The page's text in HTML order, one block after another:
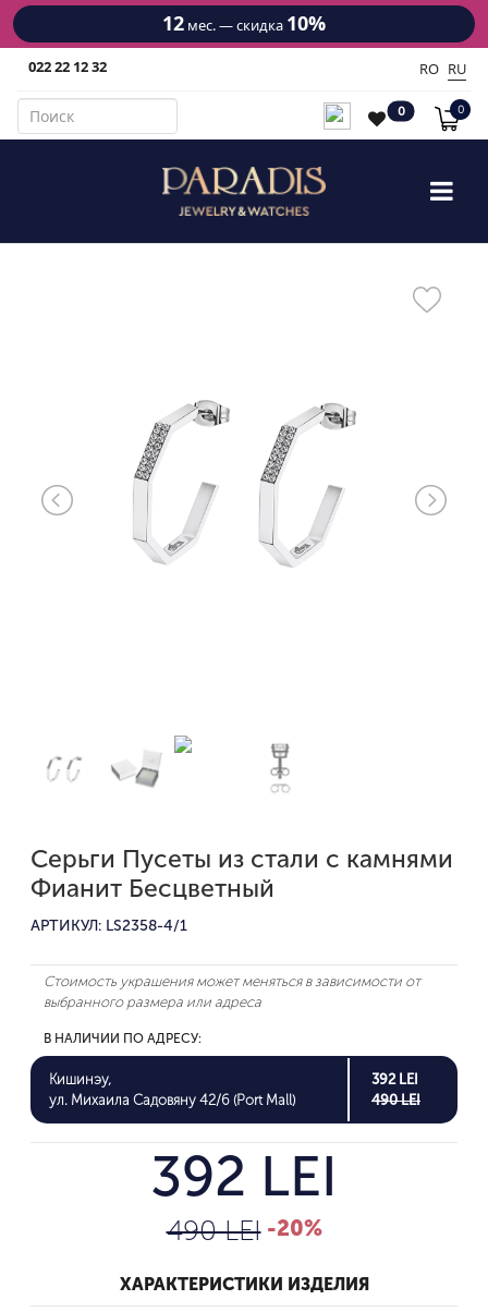
12 мес. — скидка 10%
022 22 12 32 RO RU
0 0
Серьги Пусеты из стали с камнями
Фианит Бесцветный
АРТИКУЛ: LS2358-4/1
Стоимость украшения может меняться в зависимости от
выбранного размера или адреса
В НАЛИЧИИ ПО АДРЕСУ:
Кишинэу,
ул. Михаила Садовяну 42/6 (Port Mall)
392 LEI
490 LEI
392 LEI
490 LEI -20%
ХАРАКТЕРИСТИКИ ИЗДЕЛИЯ